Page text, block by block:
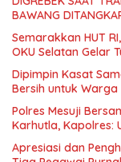
BAWANG
Semarakkan HUT
OKU Selatan Gelar
Dipimpin Kasat
Bersih untuk
Polres Mesuji
Karhutla, Kapolres:
Apresiasi dan